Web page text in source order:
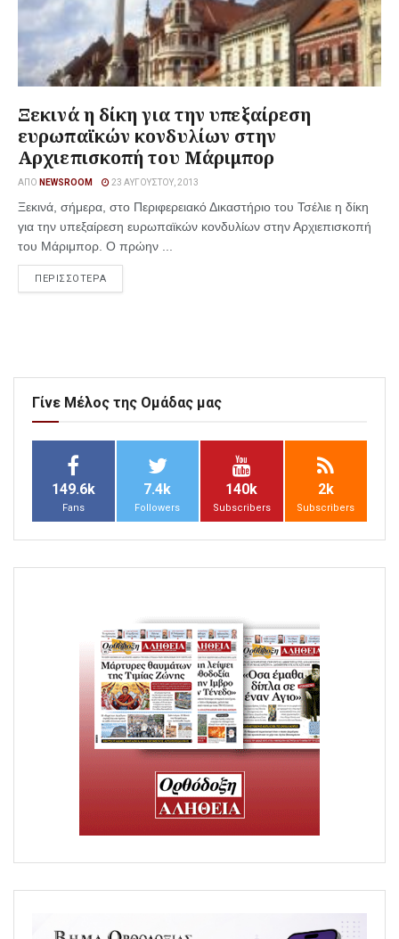
Ξεκινά η δίκη για την υπεξαίρεση
ευρωπαϊκών κονδυλίων στην
Αρχιεπισκοπή του Μάριμπορ
ΑΠΌ NEWSROOM 23 ΑΥΓΟΎΣΤΟΥ, 2013
Ξεκινά, σήμερα, στο Περιφερειακό Δικαστήριο του Τσέλιε η δίκη
για την υπεξαίρεση ευρωπαϊκών κονδυλίων στην Αρχιεπισκοπή
του Μάριμπορ. Ο πρώην ...
ΠΕΡΙΣΣΟΤΕΡΑ
Γίνε Μέλος της Ομάδας μας
149.6k
Fans
7.4k
Followers
140k
Subscribers
2k
Subscribers